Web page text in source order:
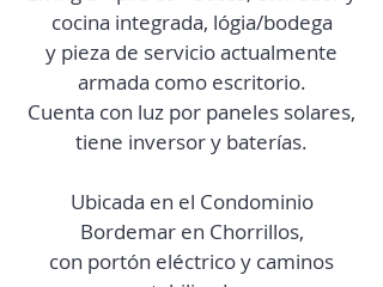
cocina integrada, lógia/bodega
y pieza de servicio actualmente
armada como escritorio.
Cuenta con luz por paneles solares,
tiene inversor y baterías.
Ubicada en el Condominio
Bordemar en Chorrillos,
con portón eléctrico y caminos